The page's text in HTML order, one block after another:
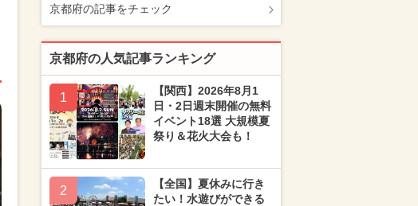
京都府の記事をチェック
京都府の人気記事ランキング
1
【関西】2026年8月1
日・2日週末開催の無料
イベント18選 大規模夏
祭り＆花火大会も！
2
【全国】夏休みに行き
たい！水遊びができる